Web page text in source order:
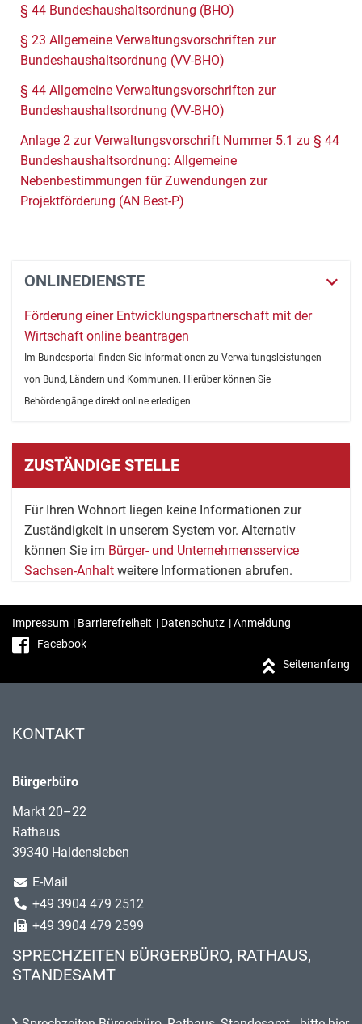
§ 44 Bundeshaushaltsordnung (BHO)
§ 23 Allgemeine Verwaltungsvorschriften zur
Bundeshaushaltsordnung (VV-BHO)
§ 44 Allgemeine Verwaltungsvorschriften zur
Bundeshaushaltsordnung (VV-BHO)
Anlage 2 zur Verwaltungsvorschrift Nummer 5.1 zu § 44
Bundeshaushaltsordnung: Allgemeine
Nebenbestimmungen für Zuwendungen zur
Projektförderung (AN Best-P)
ONLINEDIENSTE
Förderung einer Entwicklungspartnerschaft mit der
Wirtschaft online beantragen
Im Bundesportal finden Sie Informationen zu Verwaltungsleistungen
von Bund, Ländern und Kommunen. Hierüber können Sie
Behördengänge direkt online erledigen.
ZUSTÄNDIGE STELLE
Für Ihren Wohnort liegen keine Informationen zur
Zuständigkeit in unserem System vor. Alternativ
können Sie im Bürger- und Unternehmensservice
Sachsen-Anhalt weitere Informationen abrufen.
Impressum | Barrierefreiheit | Datenschutz |Anmeldung
Facebook
Seitenanfang
KONTAKT
Bürgerbüro
Markt 20–22
Rathaus
39340 Haldensleben
E-Mail
+49 3904 479 2512
+49 3904 479 2599
SPRECHZEITEN BÜRGERBÜRO, RATHAUS,
STANDESAMT